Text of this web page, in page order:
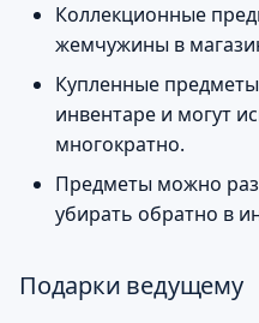
Коллекционные
жемчужины в
Купленные
инвентаре и могут
многократно.
Предметы можно
убирать обратно в
Подарки ведущему